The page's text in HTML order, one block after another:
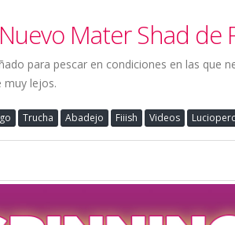
Mater Shad de
para pescar en condiciones en las que
muy lejos.
Trucha Abadejo Fiiish Videos